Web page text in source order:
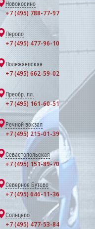
Новокосино
+7 (495) 788-77-97
Перово
+7 (495) 477-96-10
Полежаевская
+7 (495) 662-59-02
Преобр. пл.
+7 (495) 161-60-51
Речной вокзал
+7 (495) 215-01-39
Севастопольская
+7 (495) 151-89-70
Северное Бутово
+7 (495) 646-11-36
Солнцево
+7 (495) 477-53-84